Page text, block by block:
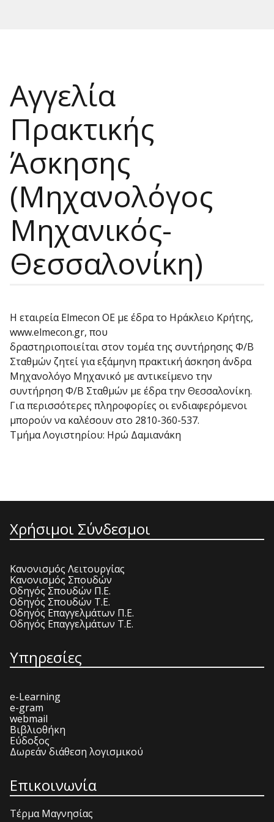
Αγγελία
Πρακτικής
Άσκησης
(Μηχανολόγος
Μηχανικός-
Θεσσαλονίκη)
Η εταιρεία Elmecon OE με έδρα το Ηράκλειο Κρήτης,
www.elmecon.gr, που
δραστηριοποιείται στον τομέα της συντήρησης Φ/Β
Σταθμών ζητεί για εξάμηνη πρακτική άσκηση άνδρα
Μηχανολόγο Μηχανικό με αντικείμενο την
συντήρηση Φ/Β Σταθμών με έδρα την Θεσσαλονίκη.
Για περισσότερες πληροφορίες οι ενδιαφερόμενοι
μπορούν να καλέσουν στο 2810-360-537.
Τμήμα Λογιστηρίου: Ηρώ Δαμιανάκη
Χρήσιμοι Σύνδεσμοι
Κανονισμός Λειτουργίας
Κανονισμός Σπουδών
Οδηγός Σπουδών Π.Ε.
Οδηγός Σπουδών Τ.Ε.
Οδηγός Επαγγελμάτων Π.Ε.
Οδηγός Επαγγελμάτων Τ.Ε.
Υπηρεσίες
e-Learning
e-gram
webmail
Βιβλιοθήκη
Εύδοξος
Δωρεάν διάθεση λογισμικού
Επικοινωνία
Τέρμα Μαγνησίας